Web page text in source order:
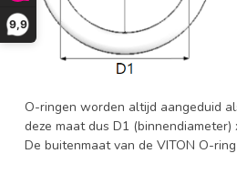
9,9
O-ringen worden altijd aangeduid
deze maat dus D1
De buitenmaat van de VITON O-